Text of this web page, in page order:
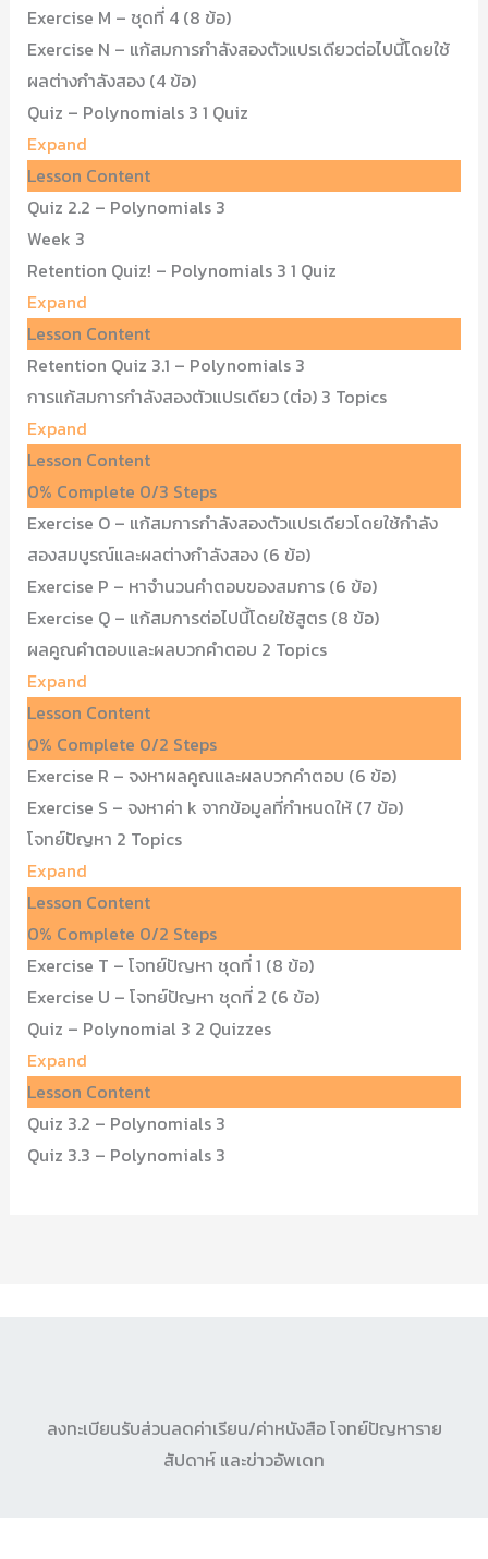
Exercise M – ชุดที่ 4 (8 ข้อ)
Exercise N – แก้สมการกำลังสองตัวแปรเดียวต่อไปนี้โดยใช้
ผลต่างกำลังสอง (4 ข้อ)
Quiz – Polynomials 3 1 Quiz
Expand
Lesson Content
Quiz 2.2 – Polynomials 3
Week 3
Retention Quiz! – Polynomials 3 1 Quiz
Expand
Lesson Content
Retention Quiz 3.1 – Polynomials 3
การแก้สมการกำลังสองตัวแปรเดียว (ต่อ) 3 Topics
Expand
Lesson Content
0% Complete 0/3 Steps
Exercise O – แก้สมการกำลังสองตัวแปรเดียวโดยใช้กำลัง
สองสมบูรณ์และผลต่างกำลังสอง (6 ข้อ)
Exercise P – หาจำนวนคำตอบของสมการ (6 ข้อ)
Exercise Q – แก้สมการต่อไปนี้โดยใช้สูตร (8 ข้อ)
ผลคูณคำตอบและผลบวกคำตอบ 2 Topics
Expand
Lesson Content
0% Complete 0/2 Steps
Exercise R – จงหาผลคูณและผลบวกคำตอบ (6 ข้อ)
Exercise S – จงหาค่า k จากข้อมูลที่กำหนดให้ (7 ข้อ)
โจทย์ปัญหา 2 Topics
Expand
Lesson Content
0% Complete 0/2 Steps
Exercise T – โจทย์ปัญหา ชุดที่ 1 (8 ข้อ)
Exercise U – โจทย์ปัญหา ชุดที่ 2 (6 ข้อ)
Quiz – Polynomial 3 2 Quizzes
Expand
Lesson Content
Quiz 3.2 – Polynomials 3
Quiz 3.3 – Polynomials 3
ลงทะเบียนรับส่วนลดค่าเรียน/ค่าหนังสือ โจทย์ปัญหาราย
สัปดาห์ และข่าวอัพเดท